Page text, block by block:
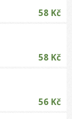
58 Kč
58 Kč
56 Kč